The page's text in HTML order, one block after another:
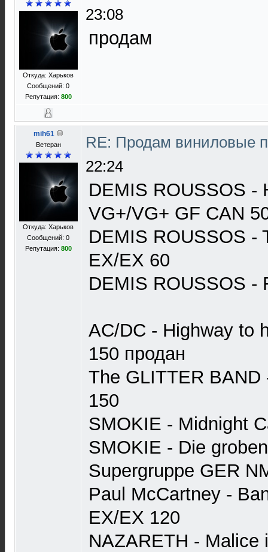
Откуда: Харьков
Сообщений: 0
Репутация: 800
23:08
продам
mih61
Ветеран
Откуда: Харьков
Сообщений: 0
Репутация: 800
RE: Продам виниловые
22:24
DEMIS ROUSSOS -
VG+/VG+ GF CAN
DEMIS ROUSSOS -
EX/EX 60
DEMIS ROUSSOS -
AC/DC - Highway to
150 продан
The GLITTER
150
SMOKIE - Midnight
SMOKIE - Die
Supergruppe GER
Paul McCartney -
EX/EX 120
NAZARETH - Malice